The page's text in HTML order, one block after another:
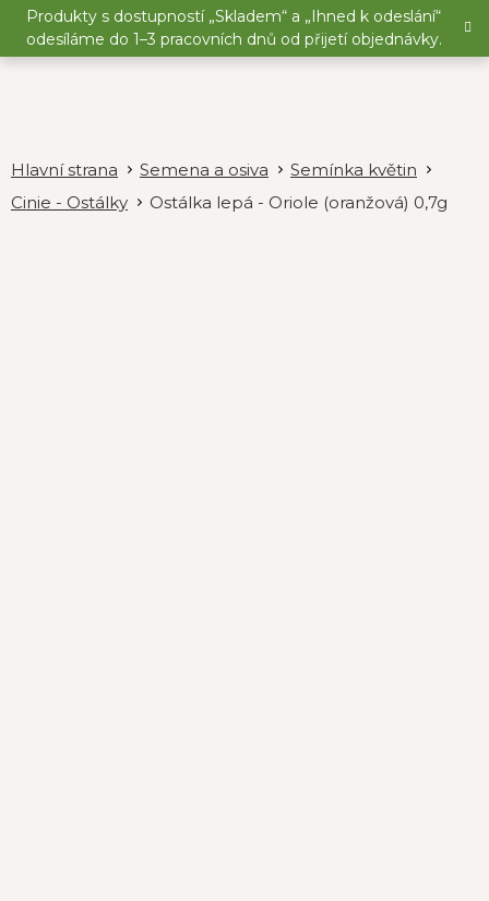
Přejít
obsah
Produkty s dostupností „Skladem“ a „Ihned k odeslání“
odesíláme do 1–3 pracovních dnů od přijetí objednávky.
Semena a osiva
Semínka květin
Cinie - Ostálky
Ostálka lepá - Oriole (oranžová) 0,7g